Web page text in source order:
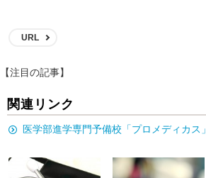
URL
【注目の記事】
関連リンク
医学部進学専門予備校「プロメディカス」